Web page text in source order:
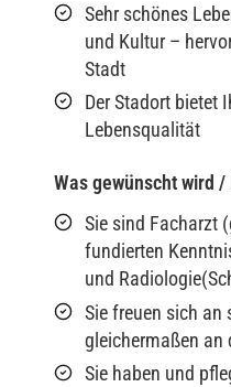
Sehr schönes
und Kultur –
Stadt
Der Stadort bietet
Lebensqualität
Was gewünscht wird /
Sie sind Facharzt
fundierten
und
Sie freuen sich an
gleichermaßen an
Sie haben und